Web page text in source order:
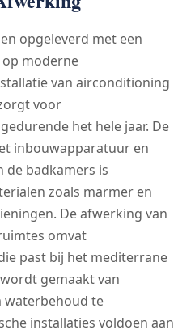
opgeleverd met een
moderne
van airconditioning
voor
het hele jaar. De
inbouwapparatuur en
de badkamers is
zoals marmer en
De afwerking van
omvat
past bij het mediterrane
gemaakt van
waterbehoud te
installaties voldoen aan